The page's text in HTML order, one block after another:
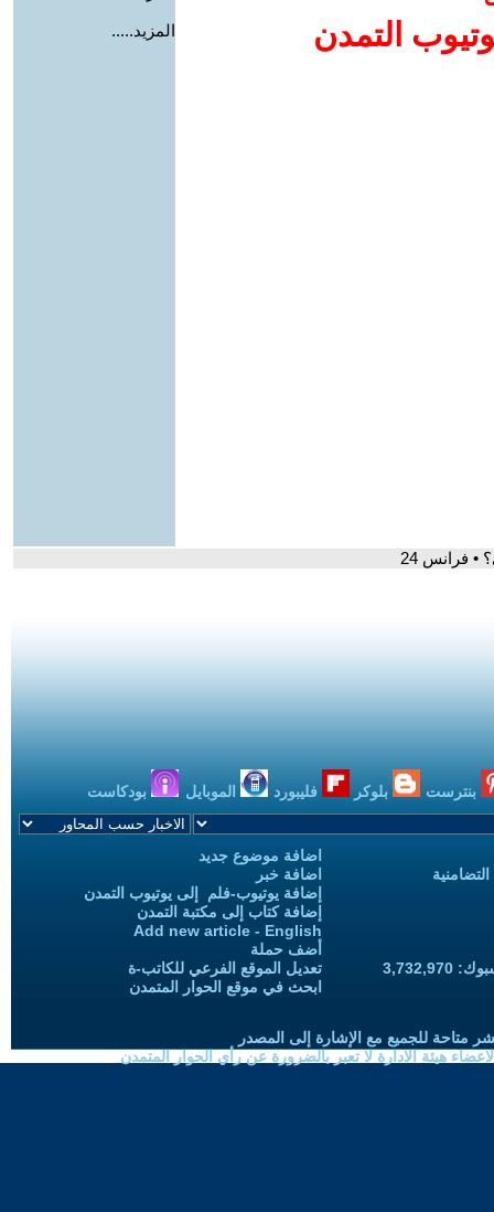
التمدن
المزيد.....
فرانس 24
بنترست بلوكر فليبورد الموبايل بودكاست
اضافة موضوع جديد
اضافة خبر
إضافة يوتيوب-فلم إلى يوتيوب التمدن
إضافة كتاب إلى مكتبة التمدن
Add new article - English
أضف حملة
تعديل الموقع الفرعي للكاتب-ة
ابحث في موقع الحوار المتمدن
متاحة للجميع مع الإشارة إلى المصدر
هيئة الادارة لا تعبر بالضرورة عن رأي الحوار المتمدن